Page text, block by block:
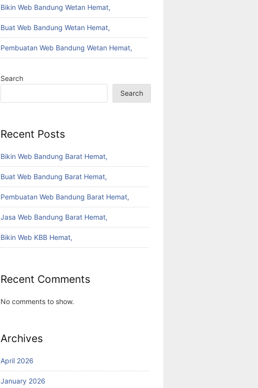
Bikin Web Bandung Wetan Hemat,
Buat Web Bandung Wetan Hemat,
Pembuatan Web Bandung Wetan Hemat,
Search
Search
Recent Posts
Bikin Web Bandung Barat Hemat,
Buat Web Bandung Barat Hemat,
Pembuatan Web Bandung Barat Hemat,
Jasa Web Bandung Barat Hemat,
Bikin Web KBB Hemat,
Recent Comments
No comments to show.
Archives
April 2026
January 2026